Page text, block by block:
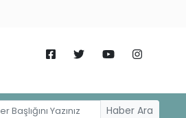
Haber Ara